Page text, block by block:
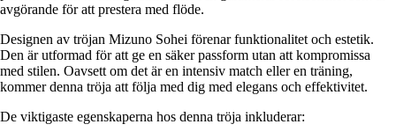
avgörande för att prestera med flöde.
Designen av tröjan Mizuno Sohei förenar funktionalitet och estetik.
Den är utformad för att ge en säker passform utan att kompromissa
med stilen. Oavsett om det är en intensiv match eller en träning,
kommer denna tröja att följa med dig med elegans och effektivitet.
De viktigaste egenskaperna hos denna tröja inkluderar: